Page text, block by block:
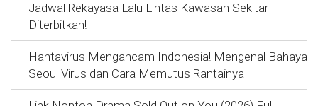
Jadwal Rekayasa Lalu Lintas Kawasan Sekitar
Diterbitkan!
Hantavirus Mengancam Indonesia! Mengenal Bahaya
Seoul Virus dan Cara Memutus Rantainya